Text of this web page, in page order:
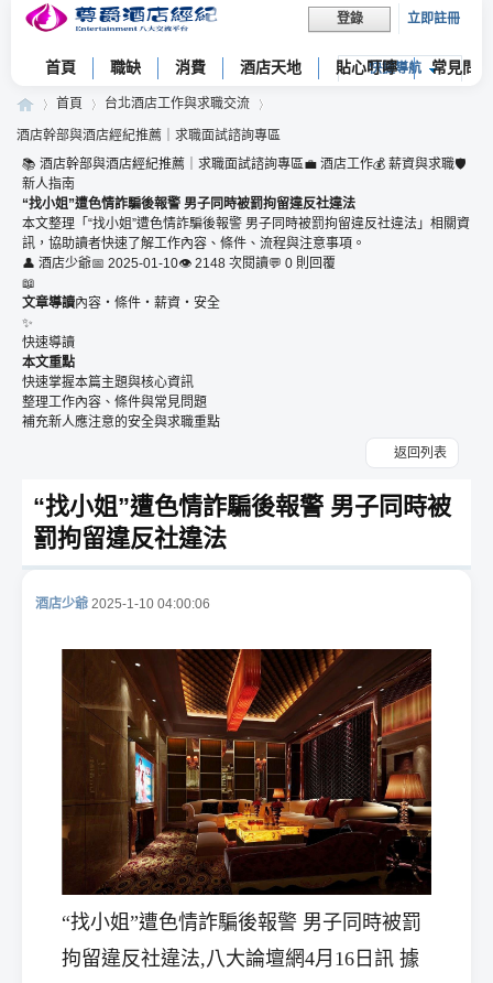
登錄 立即註冊
快捷導航
首頁 職缺 消費 酒店天地 貼心叮嚀 常見問題
尊
爵
»
首頁
›
台北酒店工作與求職交流
›
酒店幹部與酒店經紀推薦｜求職面試諮詢專區
📚 酒店幹部與酒店經紀推薦｜求職面試諮詢專區💼 酒店工作💰 薪資與求職🛡
新人指南
“找小姐”遭色情詐騙後報警 男子同時被罰拘留違反社違法
本文整理「“找小姐”遭色情詐騙後報警 男子同時被罰拘留違反社違法」相關資
訊，協助讀者快速了解工作內容、條件、流程與注意事項。
👤 酒店少爺📅 2025-01-10👁 2148 次閱讀💬 0 則回覆
📖
文章導讀內容・條件・薪資・安全
✨
快速導讀
本文重點
快速掌握本篇主題與核心資訊
整理工作內容、條件與常見問題
補充新人應注意的安全與求職重點
返回列表
“找小姐”遭色情詐騙後報警 男子同時被
罰拘留違反社違法
酒店少爺 2025-1-10 04:00:06
“找小姐”遭色情詐騙後報警 男子同時被罰
拘留違反社違法,八大論壇網4月16日訊 據